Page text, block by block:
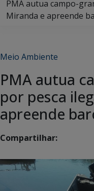
PMA autua campo-
Miranda e apreende
Meio Ambiente
PMA autua
por pesca
apreende
Compartilhar: